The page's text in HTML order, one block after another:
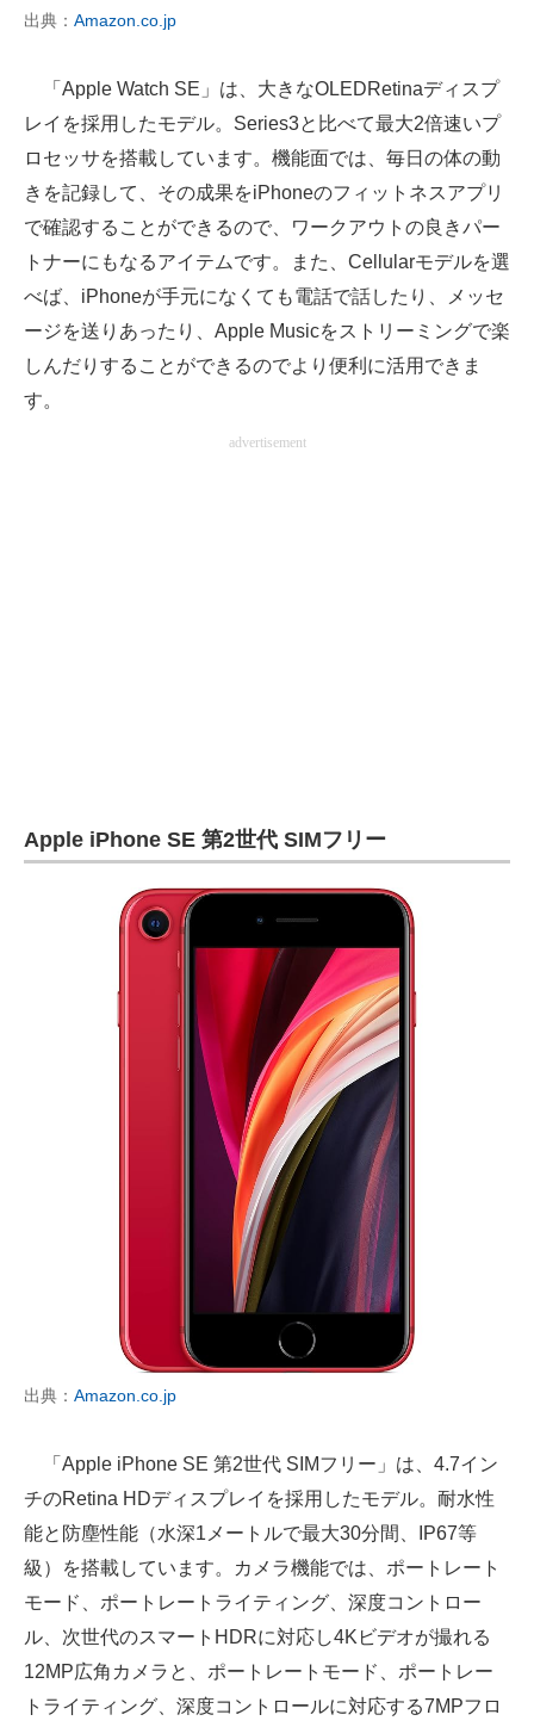
出典： Amazon.co.jp
「Apple Watch SE」は、大きなOLEDRetinaディスプ
レイを採用したモデル。Series3と比べて最大2倍速いプ
ロセッサを搭載しています。機能面では、毎日の体の動
きを記録して、その成果をiPhoneのフィットネスアプリ
で確認することができるので、ワークアウトの良きパー
トナーにもなるアイテムです。また、Cellularモデルを選
べば、iPhoneが手元になくても電話で話したり、メッセ
ージを送りあったり、Apple Musicをストリーミングで楽
しんだりすることができるのでより便利に活用できま
す。
advertisement
Apple iPhone SE 第2世代 SIMフリー
出典： Amazon.co.jp
「Apple iPhone SE 第2世代 SIMフリー」は、4.7イン
チのRetina HDディスプレイを採用したモデル。耐水性
能と防塵性能（水深1メートルで最大30分間、IP67等
級）を搭載しています。カメラ機能では、ポートレート
モード、ポートレートライティング、深度コントロー
ル、次世代のスマートHDRに対応し4Kビデオが撮れる
12MP広角カメラと、ポートレートモード、ポートレー
トライティング、深度コントロールに対応する7MPフロ